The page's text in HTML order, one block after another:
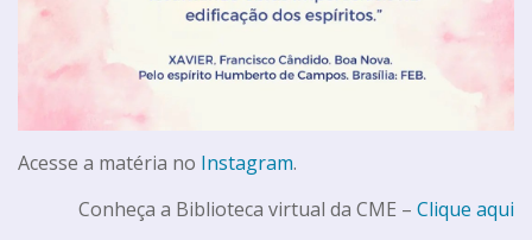
Acesse a matéria no Instagram.
Conheça a Biblioteca virtual da CME – Clique aqui